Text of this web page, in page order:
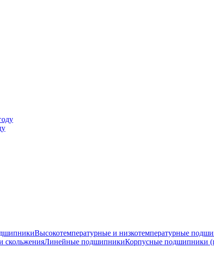
Высокотемпературные и низкотемпературные
скольженияЛинейные подшипникиКорпусные подшипники